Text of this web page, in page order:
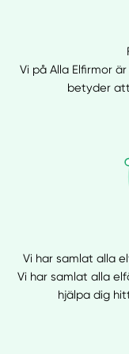
Vi på Alla Elfirmor
betyder
Vi har samlat alla
Vi har samlat alla
hjälpa dig